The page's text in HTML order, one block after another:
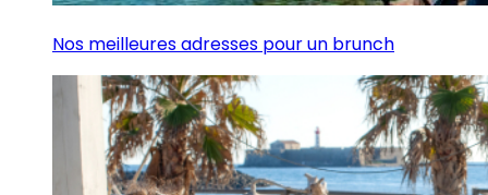
Nos meilleures adresses pour un brunch